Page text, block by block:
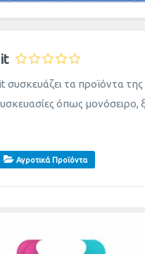
συσκευάζει τα προϊόντα της
όπως μονόσειρο,
Αγροτικά Προϊόντα